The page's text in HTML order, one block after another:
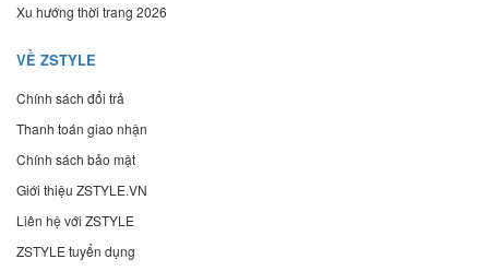
Xu hướng thời trang 2026
VỀ ZSTYLE
Chính sách đổi trả
Thanh toán giao nhận
Chính sách bảo mật
Giới thiệu ZSTYLE.VN
Liên hệ với ZSTYLE
ZSTYLE tuyển dụng